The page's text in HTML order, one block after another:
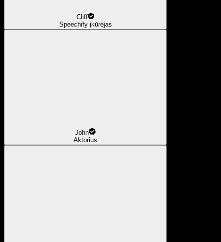
Cliff
Speechify įkūrėjas
John
Aktorius